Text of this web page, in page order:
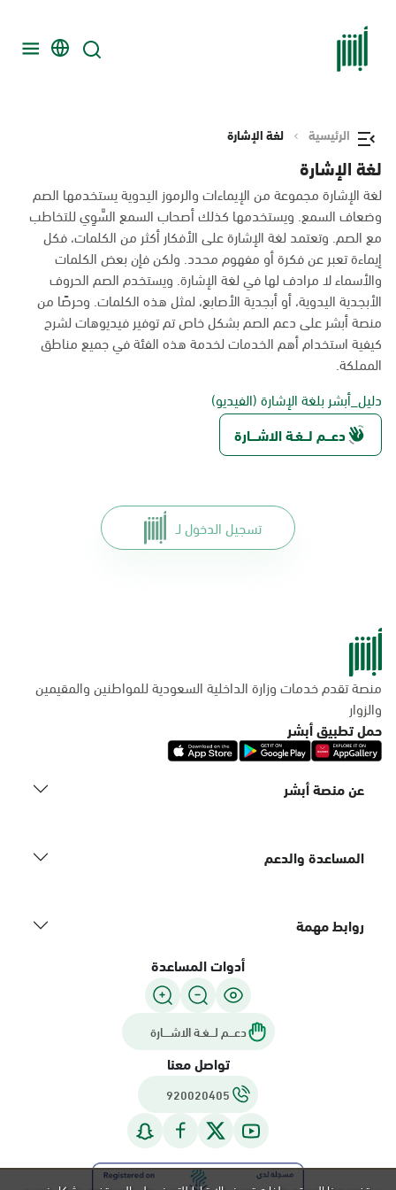
الرئيسية لغة الإشارة
لغة الإشارة
لغة الإشارة مجموعة من الإيماءات والرموز اليدوية يستخدمها الصم
وضعاف السمع. ويستخدمها كذلك أصحاب السمع السَّوِي للتخاطب
مع الصم. وتعتمد لغة الإشارة على الأفكار أكثر من الكلمات، فكل
إيماءة تعبر عن فكرة أو مفهوم محدد. ولكن فإن بعض الكلمات
والأسماء لا مرادف لها في لغة الإشارة. ويستخدم الصم الحروف
الأبجدية اليدوية، أو أبجدية الأصابع، لمثل هذه الكلمات. وحرصًا من
منصة أبشر على دعم الصم بشكل خاص تم توفير فيديوهات لشرح
كيفية استخدام أهم الخدمات لخدمة هذه الفئة في جميع مناطق
المملكة.
دليل_أبشر بلغة الإشارة (الفيديو)
دعـــم لـــغـة الاشــــارة
تسجيل الدخول لـ
منصة تقدم خدمات وزارة الداخلية السعودية للمواطنين والمقيمين
والزوار
حمل تطبيق أبشر
عن منصة أبشر
المساعدة والدعم
روابط مهمة
أدوات المساعدة
دعـــم لـــغـة الاشــــارة
تواصل معنا
920020405